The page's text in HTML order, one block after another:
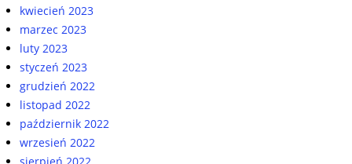
kwiecień 2023
marzec 2023
luty 2023
styczeń 2023
grudzień 2022
listopad 2022
październik 2022
wrzesień 2022